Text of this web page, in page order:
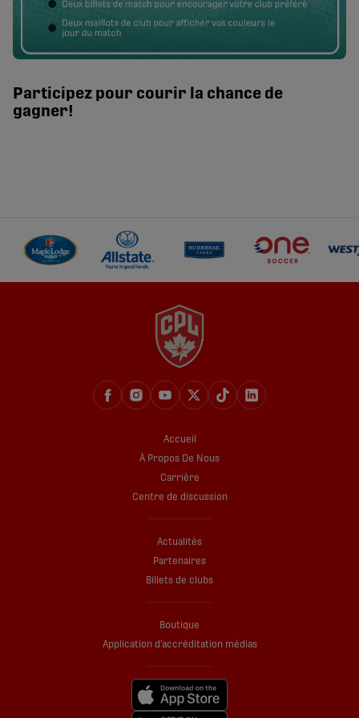
Participez pour courir la chance de
gagner!
Accueil
À Propos De Nous
Carrière
Centre de discussion
Actualités
Partenaires
Billets de clubs
Boutique
Application d’accréditation médias